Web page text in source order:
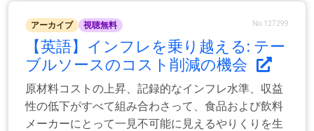
アーカイブ 視聴無料 No.127299
【英語】インフレを乗り越える: テー
ブルソースのコスト削減の機会
原材料コストの上昇、記録的なインフレ水準、収益
性の低下がすべて組み合わさって、食品および飲料
メーカーにとって一見不可能に見えるやりくりを生